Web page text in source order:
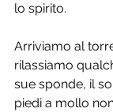
lo spirito.
Arriviamo al
rilassiamo
sue sponde, il
piedi a mollo